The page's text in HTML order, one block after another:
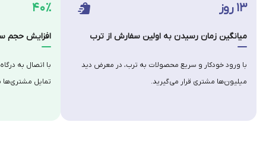
۴۰٪
افزایش حجم
با اتصال به
تمایل
۱۳ روز
میانگین زمان رسیدن به اولین سفارش از ترب
با ورود خودکار و سریع محصولات به ترب، در معرض دید
میلیون‌ها مشتری قرار می‌گیرید.